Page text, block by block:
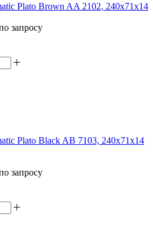
Plato Brown AA 2102, 240х71х14
запросу
Plato Black AB 7103, 240х71х14
запросу